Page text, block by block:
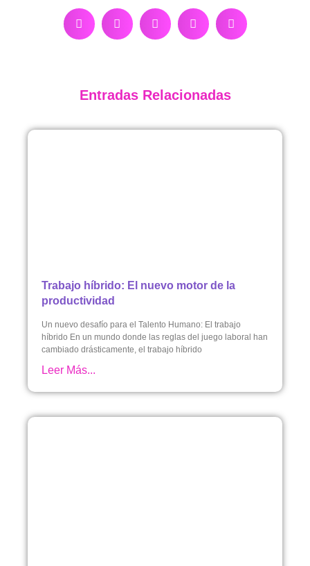
Entradas Relacionadas
Trabajo híbrido: El nuevo motor de la
productividad
Un nuevo desafío para el Talento Humano: El trabajo
híbrido En un mundo donde las reglas del juego laboral han
cambiado drásticamente, el trabajo híbrido
Leer Más...